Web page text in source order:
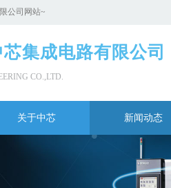
公司网站~
集成电路有限公司
CO.,LTD.
关于中芯 新闻动态